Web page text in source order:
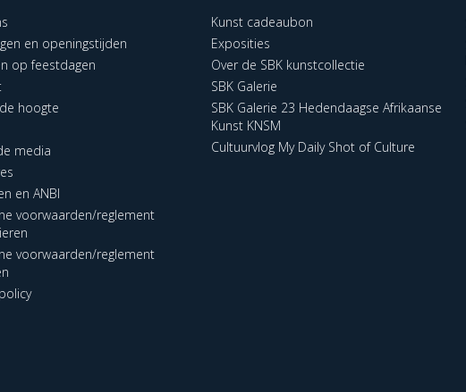
en openingstijden
op feestdagen
hoogte
media
en ANBI
voorwaarden/reglement
voorwaarden/reglement
Kunst cadeaubon
Exposities
Over de SBK kunstcollectie
SBK Galerie
SBK Galerie 23 Hedendaagse Afrikaanse
Kunst KNSM
Cultuurvlog My Daily Shot of Culture